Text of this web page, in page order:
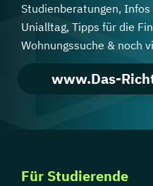
Studienberatungen, Infos
Unialltag, Tipps für die
Wohnungssuche & noch
www.Das-
Für Studierende